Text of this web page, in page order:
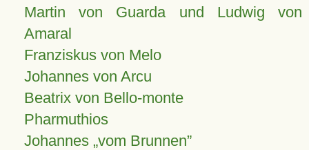
Martin von Guarda und Ludwig von
Amaral
Franziskus von Melo
Johannes von Arcu
Beatrix von Bello-monte
Pharmuthios
Johannes vom Brunnen